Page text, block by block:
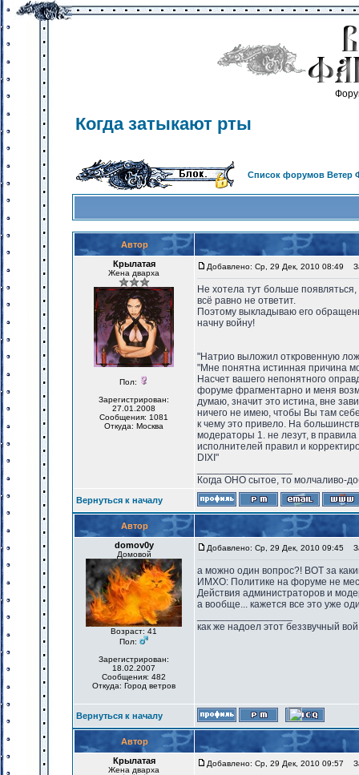
Когда затыкают рты
Список форумов Ветер
Автор
Крылатая
Жена дварха
Пол:
Зарегистрирован:
27.01.2008
Сообщения: 1081
Откуда: Москва
Добавлено: Ср, 29 Дек, 2010 08:49
Не хотела тут больше
всё равно не ответит.
Поэтому выкладываю его
начну войну!
"Натрио выложил откровенную
"Мне понятна истинная причина
Насчет вашего непонятного
форуме фрагментарно и меня
думаю, значит это истина, вне
ничего не имею, чтобы Вы там
к чему это привело. На
модераторы 1. не лезут, в
исполнителей правил и
DIXI"
Когда ОНО сытое, то молчаливо-
Вернуться к началу
Автор
domov0y
Домовой
Возраст: 41
Пол:
Зарегистрирован:
18.02.2007
Сообщения: 482
Откуда: Город ветров
Добавлено: Ср, 29 Дек, 2010 09:45
а можно один вопрос?! ВОТ за
ИМХО: Политике на форуме не
Действия администраторов и
а вообще... кажется все это уже
как же надоел этот беззвучный
Вернуться к началу
Автор
Крылатая
Жена дварха
Добавлено: Ср, 29 Дек, 2010 09:57